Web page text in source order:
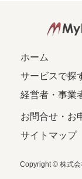
ホーム
サービスで探
経営者・事業
お問合せ・お
サイトマップ
Copyright © 株式